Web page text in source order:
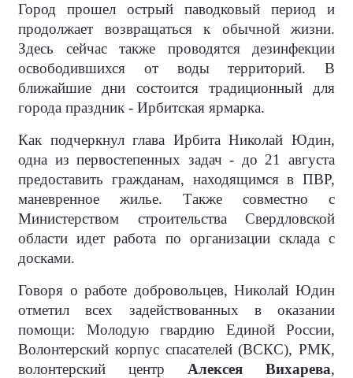
Город прошел острый паводковый период и
продолжает возвращаться к обычной жизни.
Здесь сейчас также проводятся дезинфекции
освободившихся от воды территорий. В
ближайшие дни состоится традиционный для
города праздник - Ирбитская ярмарка.
Как подчеркнул глава Ирбита Николай Юдин,
одна из первостепенных задач - до 21 августа
предоставить гражданам, находящимся в ПВР,
маневренное жилье. Также совместно с
Министерством строительства Свердловской
области идет работа по организации склада с
досками.
Говоря о работе добровольцев, Николай Юдин
отметил всех задействованных в оказании
помощи: Молодую гвардию Единой России,
Волонтерский корпус спасателей (ВСКС), РМК,
волонтерский центр Алексея Вихарева,